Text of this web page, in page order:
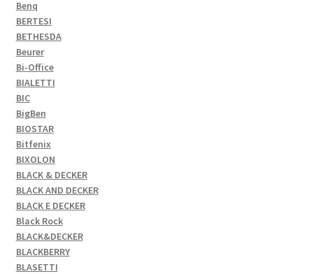
Benq
BERTESI
BETHESDA
Beurer
Bi-Office
BIALETTI
BIC
BigBen
BIOSTAR
Bitfenix
BIXOLON
BLACK & DECKER
BLACK AND DECKER
BLACK E DECKER
Black Rock
BLACK&DECKER
BLACKBERRY
BLASETTI